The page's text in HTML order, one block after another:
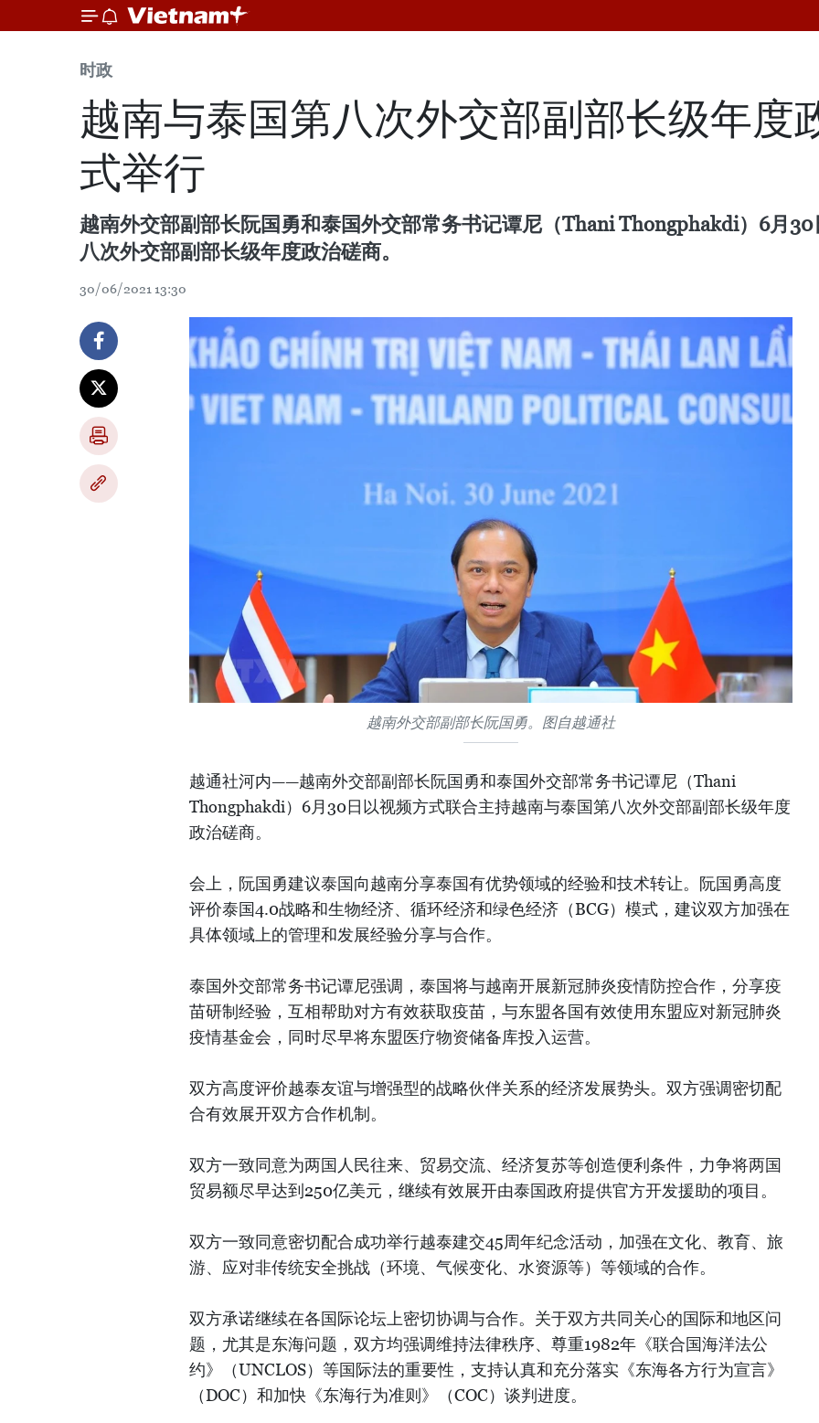
时政
越南与泰国第八次外交部副部长级年度
式举行
越南外交部副部长阮国勇和泰国外交部常务书记谭尼（Thani Thongphakdi）6月
八次外交部副部长级年度政治磋商。
30/06/2021 13:30
越南外交部副部长阮国勇。图自越通社
越通社河内——越南外交部副部长阮国勇和泰国外交部常务书记谭尼（Thani
Thongphakdi）6月30日以视频方式联合主持越南与泰国第八次外交部副部长级年度
政治磋商。
会上，阮国勇建议泰国向越南分享泰国有优势领域的经验和技术转让。阮国勇高度
评价泰国4.0战略和生物经济、循环经济和绿色经济（BCG）模式，建议双方加强在
具体领域上的管理和发展经验分享与合作。
泰国外交部常务书记谭尼强调，泰国将与越南开展新冠肺炎疫情防控合作，分享疫
苗研制经验，互相帮助对方有效获取疫苗，与东盟各国有效使用东盟应对新冠肺炎
疫情基金会，同时尽早将东盟医疗物资储备库投入运营。
双方高度评价越泰友谊与增强型的战略伙伴关系的经济发展势头。双方强调密切配
合有效展开双方合作机制。
双方一致同意为两国人民往来、贸易交流、经济复苏等创造便利条件，力争将两国
贸易额尽早达到250亿美元，继续有效展开由泰国政府提供官方开发援助的项目。
双方一致同意密切配合成功举行越泰建交45周年纪念活动，加强在文化、教育、旅
游、应对非传统安全挑战（环境、气候变化、水资源等）等领域的合作。
双方承诺继续在各国际论坛上密切协调与合作。关于双方共同关心的国际和地区问
题，尤其是东海问题，双方均强调维持法律秩序、尊重1982年《联合国海洋法公
约》（UNCLOS）等国际法的重要性，支持认真和充分落实《东海各方行为宣言》
（DOC）和加快《东海行为准则》（COC）谈判进度。